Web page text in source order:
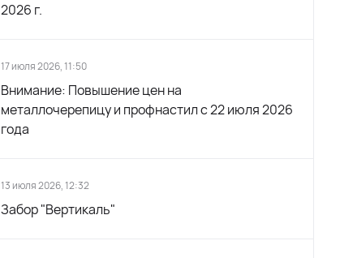
2026 г.
17 июля 2026, 11:50
Внимание: Повышение цен на
металлочерепицу и профнастил с 22 июля 2026
года
13 июля 2026, 12:32
Забор "Вертикаль"